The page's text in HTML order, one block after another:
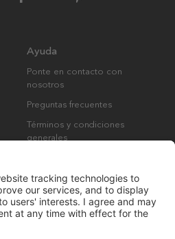
Ayuda
Ponte en contacto con
nosotros
Preguntas frecuentes
Términos y condiciones
generales
AB 2023. Todos los derechos